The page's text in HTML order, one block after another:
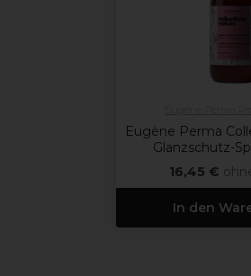
Eugène Perma
Glanzschutz-
16,45 €
In den